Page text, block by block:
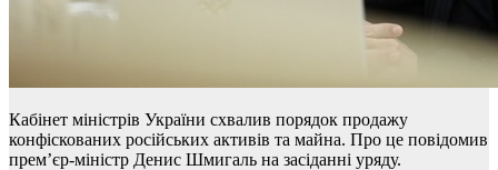
Кабінет міністрів України схвалив порядок продажу
конфіскованих російських активів та майна. Про це повідомив
прем’єр-міністр Денис Шмигаль на засіданні уряду.